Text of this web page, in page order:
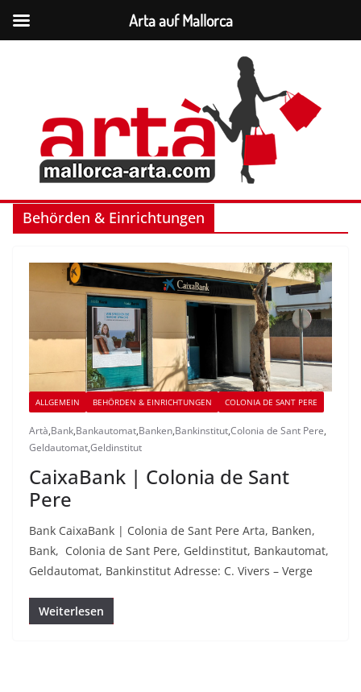
Behörden & Einrichtungen
ALLGEMEIN BEHÖRDEN & EINRICHTUNGEN COLONIA DE SANT PERE
Artà,Bank,Bankautomat,Banken,Bankinstitut,Colonia de Sant Pere,
Geldautomat,Geldinstitut
CaixaBank | Colonia de Sant
Pere
Bank CaixaBank | Colonia de Sant Pere Arta, Banken,
Bank, Colonia de Sant Pere, Geldinstitut, Bankautomat,
Geldautomat, Bankinstitut Adresse: C. Vivers – Verge
Weiterlesen
Arta auf Mallorca